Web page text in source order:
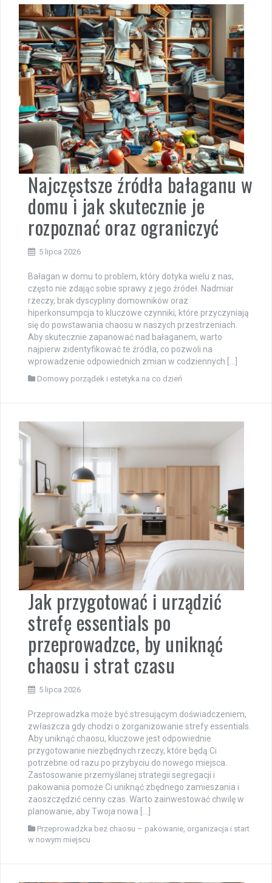
Najczęstsze źródła bałaganu w
domu i jak skutecznie je
rozpoznać oraz ograniczyć
5 lipca 2026
Bałagan w domu to problem, który dotyka wielu z nas,
często nie zdając sobie sprawy z jego źródeł. Nadmiar
rzeczy, brak dyscypliny domowników oraz
hiperkonsumpcja to kluczowe czynniki, które przyczyniają
się do powstawania chaosu w naszych przestrzeniach.
Aby skutecznie zapanować nad bałaganem, warto
najpierw zidentyfikować te źródła, co pozwoli na
wprowadzenie odpowiednich zmian w codziennych […]
Domowy porządek i estetyka na co dzień
Jak przygotować i urządzić
strefę essentials po
przeprowadzce, by uniknąć
chaosu i strat czasu
5 lipca 2026
Przeprowadzka może być stresującym doświadczeniem,
zwłaszcza gdy chodzi o zorganizowanie strefy essentials.
Aby uniknąć chaosu, kluczowe jest odpowiednie
przygotowanie niezbędnych rzeczy, które będą Ci
potrzebne od razu po przybyciu do nowego miejsca.
Zastosowanie przemyślanej strategii segregacji i
pakowania pomoże Ci uniknąć zbędnego zamieszania i
zaoszczędzić cenny czas. Warto zainwestować chwilę w
planowanie, aby Twoja nowa […]
Przeprowadzka bez chaosu – pakowanie, organizacja i start
w nowym miejscu